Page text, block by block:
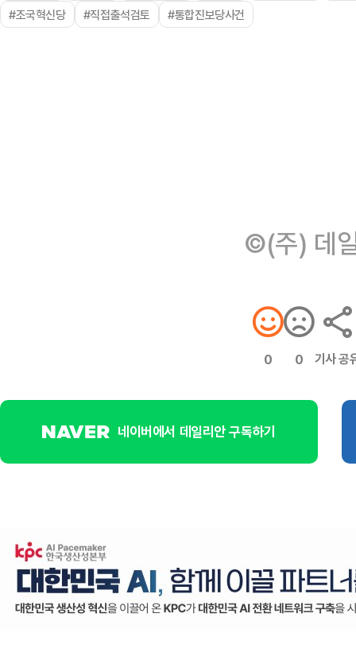
#조국혁신당
#직접출석검토 #통합진보당사건
©(주) 데
0 0 기사 공
네이버에서 데일리안 구독하기